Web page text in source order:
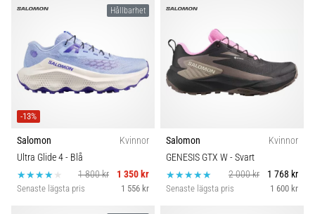
Hållbarhet
-13%
Salomon
Kvinnor
Ultra Glide 4- Blå
1 800 kr
1 350 kr
Senaste lägsta pris 1 556 kr
Salomon
Kvinnor
GENESIS GTX W- Svart
2 000 kr
1 768 kr
Senaste lägsta pris 1 600 kr